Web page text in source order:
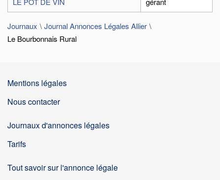
Journaux
Journal Annonces Légales Allier
Le Bourbonnais Rural
Mentions légales
Nous contacter
Journaux d'annonces légales
Tarifs
Tout savoir sur l'annonce légale